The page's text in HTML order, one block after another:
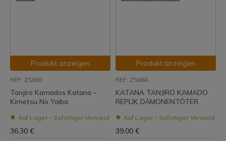
Produkt anzeigen
REF: ZS650
Tanjiro Kamados Katana -
Kimetsu No Yaiba
Auf Lager – Sofortiger Versand
36,30 €
Produkt anzeigen
REF: ZS666
KATANA TANJIRO KAMADO
REPLIK DÄMONENTÖTER
Auf Lager – Sofortiger Versand
39,00 €